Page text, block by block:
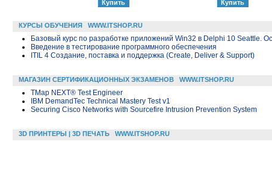
КУРСЫ ОБУЧЕНИЯ WWW.ITSHOP.RU
Базовый курс по разработке приложений Win32 в Delphi 10 Seattle.
Введение в тестирование программного обеспечения
ITIL 4 Создание, поставка и поддержка (Create, Deliver & Support)
МАГАЗИН СЕРТИФИКАЦИОННЫХ ЭКЗАМЕНОВ WWW.ITSHOP.RU
TMap NEXT® Test Engineer
IBM DemandTec Technical Mastery Test v1
Securing Cisco Networks with Sourcefire Intrusion Prevention System
3D ПРИНТЕРЫ | 3D ПЕЧАТЬ WWW.ITSHOP.RU